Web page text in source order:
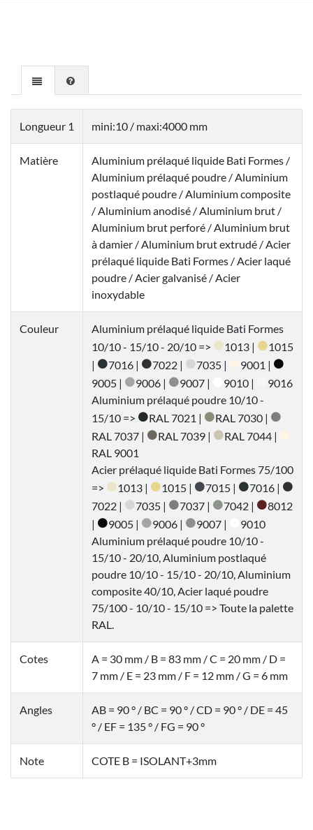
Longueur 1 mini:10 / maxi:4000 mm
Matière
Aluminium prélaqué liquide Bati Formes /
Aluminium prélaqué poudre / Aluminium
postlaqué poudre / Aluminium composite
/ Aluminium anodisé / Aluminium brut /
Aluminium brut perforé / Aluminium brut
à damier / Aluminium brut extrudé / Acier
prélaqué liquide Bati Formes / Acier laqué
poudre / Acier galvanisé / Acier
inoxydable
Couleur
Aluminium prélaqué liquide Bati Formes
10/10 - 15/10 - 20/10 =>
1013 |
1015
|
7016 | 7022 | 7035 |
9001 |
9005 |
9006 | 9007 | 9010 |
9016
Aluminium prélaqué poudre 10/10 -
15/10 =>
RAL 7021 |
RAL 7030 |
RAL 7037 |
RAL 7039 |
RAL 7044 |
RAL 9001
Acier prélaqué liquide Bati Formes 75/100
=>
1013 | 1015 | 7015 |
7016 |
7022 |
7035 | 7037 | 7042 |
8012
|
9005 | 9006 | 9007 |
9010
Aluminium prélaqué poudre 10/10 -
15/10 - 20/10, Aluminium postlaqué
poudre 10/10 - 15/10 - 20/10, Aluminium
composite 40/10, Acier laqué poudre
75/100 - 10/10 - 15/10 => Toute la palette
RAL.
Cotes
A = 30 mm / B = 83 mm / C = 20 mm / D =
7 mm / E = 23 mm / F = 12 mm / G = 6 mm
Angles
AB = 90 ° / BC = 90 ° / CD = 90 ° / DE = 45
° / EF = 135 ° / FG = 90 °
Note COTE B = ISOLANT+3mm